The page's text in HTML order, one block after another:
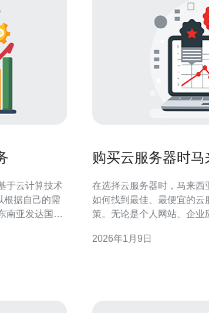
根据自己的需
稳定可靠。
购买云服务器时
在选择云服务器时，马来西
如何找到最佳、最便宜的
策。无论是个人网站、企业
您提供一些实用的技巧，帮
2026年1月9日